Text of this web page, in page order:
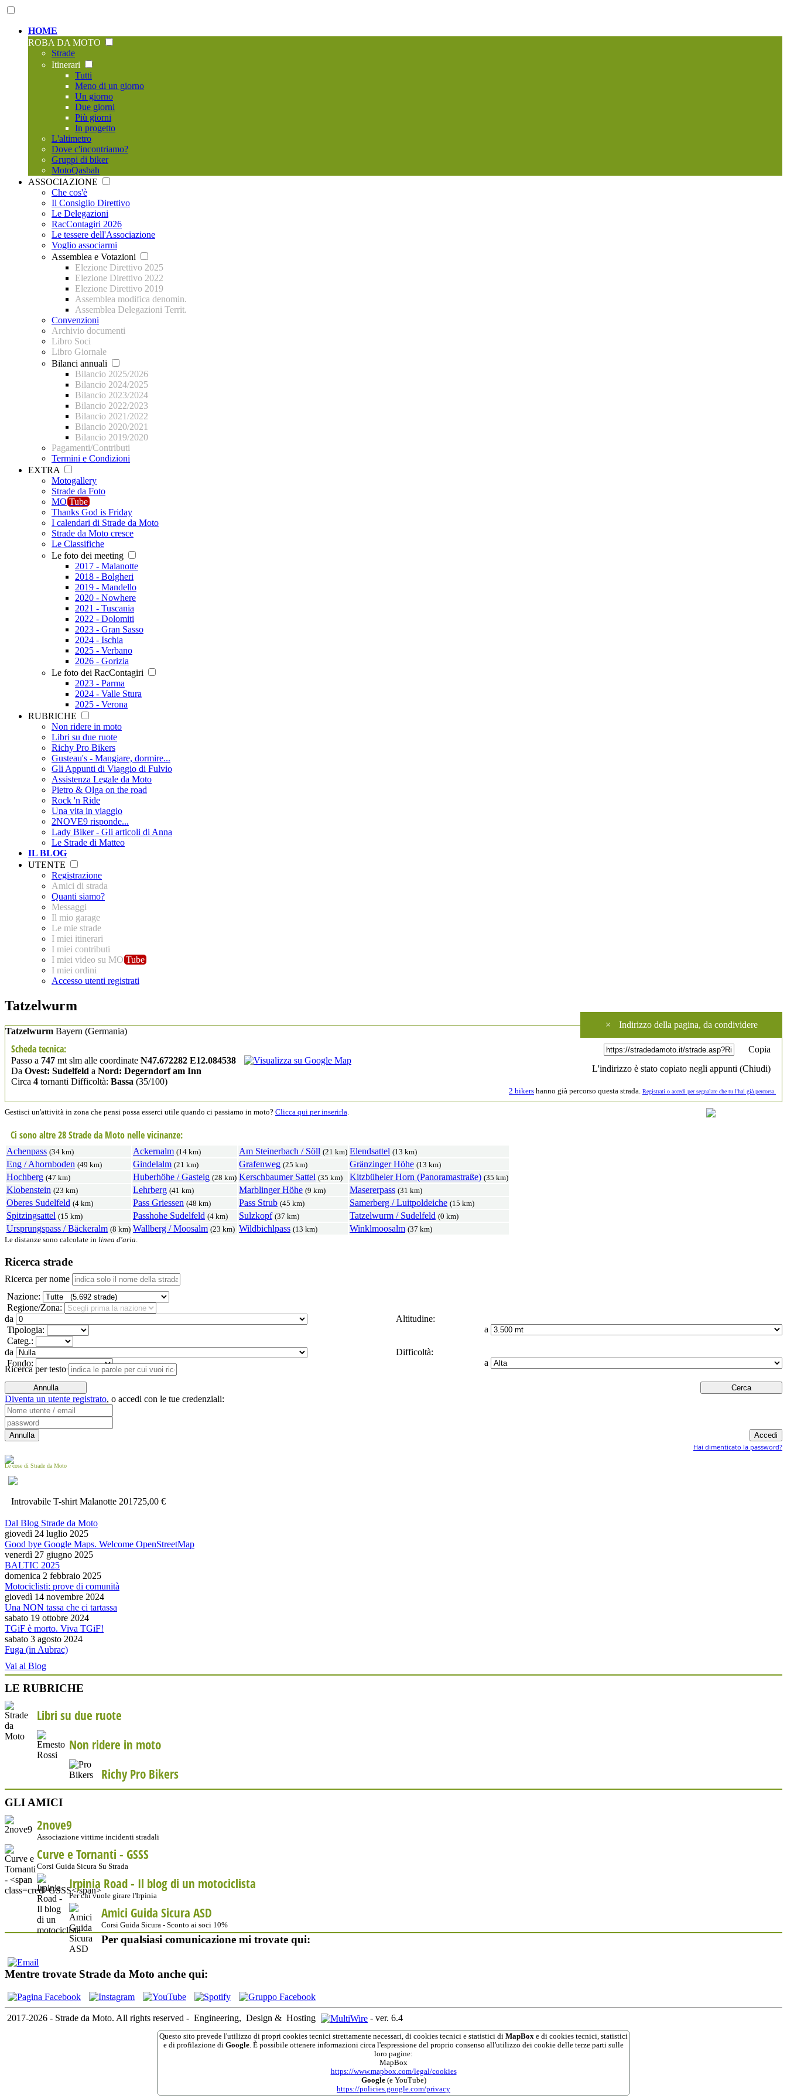
HOME
ROBA DA MOTO
Strade
Itinerari
Tutti
Meno di un giorno
Un giorno
Due giorni
Più giorni
In progetto
L'altimetro
Dove c'incontriamo?
Gruppi di biker
MotoQasbah
ASSOCIAZIONE
Che cos'è
Il Consiglio Direttivo
Le Delegazioni
RacContagiri 2026
Le tessere dell'Associazione
Voglio associarmi
Assemblea e Votazioni
Elezione Direttivo 2025
Elezione Direttivo 2022
Elezione Direttivo 2019
Assemblea modifica denomin.
Assemblea Delegazioni Territ.
Convenzioni
Archivio documenti
Libro Soci
Libro Giornale
Bilanci annuali
Bilancio 2025/2026
Bilancio 2024/2025
Bilancio 2023/2024
Bilancio 2022/2023
Bilancio 2021/2022
Bilancio 2020/2021
Bilancio 2019/2020
Pagamenti/Contributi
Termini e Condizioni
EXTRA
Motogallery
Strade da Foto
MO Tube
Thanks God is Friday
I calendari di Strade da Moto
Strade da Moto cresce
Le Classifiche
Le foto dei meeting
2017 - Malanotte
2018 - Bolgheri
2019 - Mandello
2020 - Nowhere
2021 - Tuscania
2022 - Dolomiti
2023 - Gran Sasso
2024 - Ischia
2025 - Verbano
2026 - Gorizia
Le foto dei RacContagiri
2023 - Parma
2024 - Valle Stura
2025 - Verona
RUBRICHE
Non ridere in moto
Libri su due ruote
Richy Pro Bikers
Gusteau's - Mangiare, dormire...
Gli Appunti di Viaggio di Fulvio
Assistenza Legale da Moto
Pietro & Olga on the road
Rock 'n Ride
Una vita in viaggio
2NOVE9 risponde...
Lady Biker - Gli articoli di Anna
Le Strade di Matteo
IL BLOG
UTENTE
Registrazione
Amici di strada
Quanti siamo?
Messaggi
Il mio garage
Le mie strade
I miei itinerari
I miei contributi
I miei video su MO Tube
I miei ordini
Accesso utenti registrati
× Indirizzo della pagina, da condividere
Copia
L'indirizzo è stato copiato negli appunti (Chiudi)
Tatzelwurm
Tatzelwurm Bayern (Germania)
Scheda tecnica:
Passo a 747 mt slm alle coordinate N47.672282 E12.084538
Da Ovest: Sudelfeld a Nord: Degerndorf am Inn
Circa 4 tornanti Difficoltà: Bassa (35/100)
2 bikers hanno già percorso questa strada. Registrati o accedi per segnalare che tu l'hai già percorsa.
Gestisci un'attività in zona che pensi possa esserci utile quando ci passiamo in moto? Clicca qui per inserirla.
Ci sono altre 28 Strade da Moto nelle vicinanze:
Achenpass (34 km) Ackernalm (14 km) Am Steinerbach / Söll (21 km) Elendsattel (13 km)
Eng / Ahornboden (49 km) Gindelalm (21 km) Grafenweg (25 km) Gränzinger Höhe (13 km)
Hochberg (47 km) Huberhöhe / Gasteig (28 km) Kerschbaumer Sattel (35 km) Kitzbüheler Horn (Panoramastraße) (35 km)
Klobenstein (23 km) Lehrberg (41 km) Marblinger Höhe (9 km) Masererpass (31 km)
Oberes Sudelfeld (4 km) Pass Griessen (48 km) Pass Strub (45 km) Samerberg / Luitpoldeiche (15 km)
Spitzingsattel (15 km) Passhohe Sudelfeld (4 km) Sulzkopf (37 km) Tatzelwurm / Sudelfeld (0 km)
Ursprungspass / Bäckeralm (8 km) Wallberg / Moosalm (23 km) Wildbichlpass (13 km) Winklmoosalm (37 km)
Le distanze sono calcolate in linea d'aria.
Ricerca strade
Ricerca per nome
Nazione:
Regione/Zona:
Altitudine:
da
a
Tipologia:
Categ.:
Difficoltà:
da
a
Fondo:
Ricerca per testo
Diventa un utente registrato, o accedi con le tue credenziali:
Hai dimenticato la password?
Le cose di Strade da Moto
Introvabile T-shirt Malanotte 201725,00 €
Dal Blog Strade da Moto
giovedì 24 luglio 2025
Good bye Google Maps. Welcome OpenStreetMap
venerdì 27 giugno 2025
BALTIC 2025
domenica 2 febbraio 2025
Motociclisti: prove di comunità
giovedì 14 novembre 2024
Una NON tassa che ci tartassa
sabato 19 ottobre 2024
TGiF è morto. Viva TGiF!
sabato 3 agosto 2024
Fuga (in Aubrac)
Vai al Blog
LE RUBRICHE
Libri su due ruote
Non ridere in moto
Richy Pro Bikers
GLI AMICI
2nove9
Associazione vittime incidenti stradali
Curve e Tornanti - GSSS
Corsi Guida Sicura Su Strada
Irpinia Road - Il blog di un motociclista
Per chi vuole girare l'Irpinia
Amici Guida Sicura ASD
Corsi Guida Sicura - Sconto ai soci 10%
Per qualsiasi comunicazione mi trovate qui:
Mentre trovate Strade da Moto anche qui:
2017-2026 - Strade da Moto. All rights reserved - Engineering, Design & Hosting - ver. 6.4
Questo sito prevede l'utilizzo di propri cookies tecnici strettamente necessari, di cookies tecnici e statistici di MapBox e di cookies tecnici, statistici
e di profilazione di Google. È possibile ottenere informazioni circa l'espressione del proprio consenso all'utilizzo dei cookie delle terze parti sulle
loro pagine:
MapBox
https://www.mapbox.com/legal/cookies
Google(e YouTube)
https://policies.google.com/privacy